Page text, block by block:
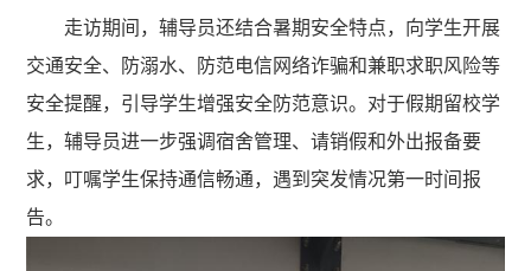
走访期间，辅导员还结合暑期安全特点，向学生开展
交通安全、防溺水、防范电信网络诈骗和兼职求职风险等
安全提醒，引导学生增强安全防范意识。对于假期留校学
生，辅导员进一步强调宿舍管理、请销假和外出报备要
求，叮嘱学生保持通信畅通，遇到突发情况第一时间报
告。